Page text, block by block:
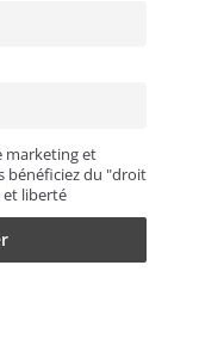
marketing et
bénéficiez du "droit
liberté